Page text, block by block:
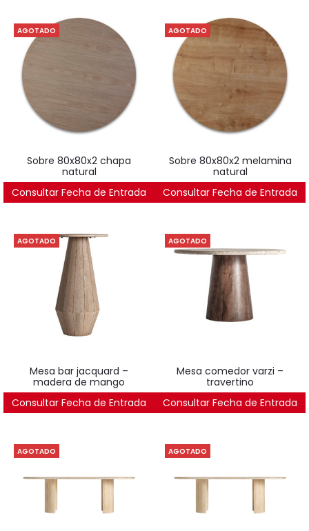
AGOTADO
sobre 80x80x2 chapa
natural
397€
Consultar Fecha de Entrada
AGOTADO
sobre 80x80x2 melamina
natural
223€
Consultar Fecha de Entrada
AGOTADO
mesa bar jacquard –
madera de mango
703€
Consultar Fecha de Entrada
AGOTADO
mesa comedor varzi –
travertino
1.989€
Consultar Fecha de Entrada
AGOTADO AGOTADO